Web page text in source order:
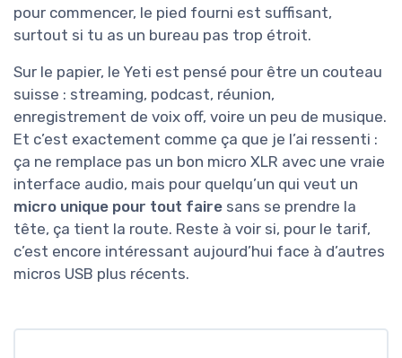
pour commencer, le pied fourni est suffisant,
surtout si tu as un bureau pas trop étroit.
Sur le papier, le Yeti est pensé pour être un couteau
suisse : streaming, podcast, réunion,
enregistrement de voix off, voire un peu de musique.
Et c’est exactement comme ça que je l’ai ressenti :
ça ne remplace pas un bon micro XLR avec une vraie
interface audio, mais pour quelqu’un qui veut un
micro unique pour tout faire sans se prendre la
tête, ça tient la route. Reste à voir si, pour le tarif,
c’est encore intéressant aujourd’hui face à d’autres
micros USB plus récents.